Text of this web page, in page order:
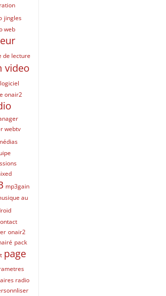
jingles
web
de lecture
video
logiciel
onair2
webtv
mp3gain
au
onair2
pack
page
radio